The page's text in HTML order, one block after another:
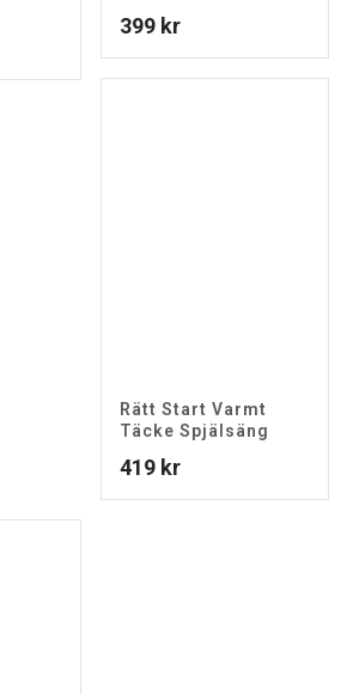
399 kr
Rätt Start Varmt
Täcke Spjälsäng
419 kr